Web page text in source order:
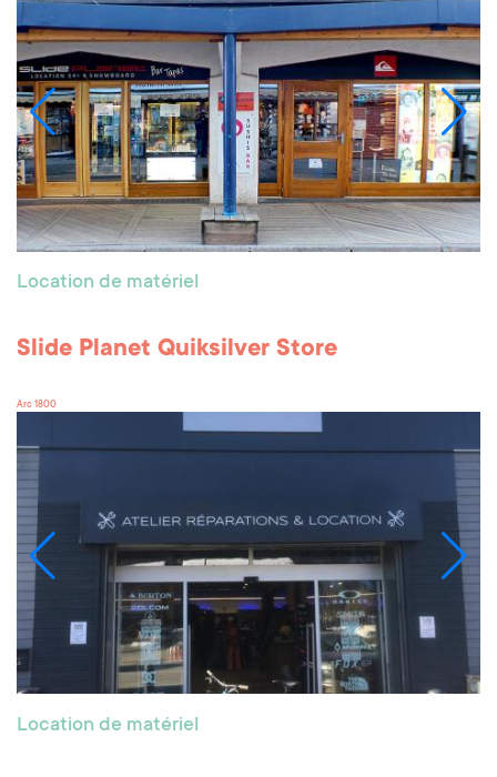
Location de matériel
Slide Planet Quiksilver Store
Arc 1800
Location de matériel